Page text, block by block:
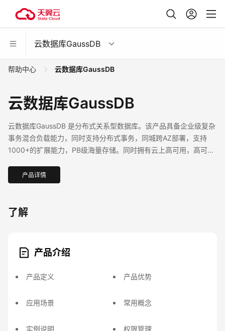
云数据库GaussDB
帮助中心 云数据库GaussDB
云数据库GaussDB
云数据库GaussDB 是分布式关系型数据库。该产品具备企业级复杂
事务混合负载能力，同时支持分布式事务，同城跨AZ部署，支持
1000+的扩展能力，PB级海量存储。同时拥有云上高可用，高可
键能力，能为企业提供功能全面，稳定可靠，扩展性强，性能优越
的企业级数据库服务。
产品详情
了解
产品介绍
产品定义 产品优势
应用场景 常用概念
实例说明 权限管理